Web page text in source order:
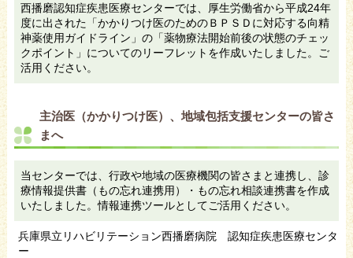
西播磨認知症疾患医療センターでは、厚生労働省から平成24年
度に出された「かかりつけ医のためのＢＰＳＤに対応する向精
神薬使用ガイドライン」の「薬物療法開始前後の状態のチェッ
クポイント」についてのリーフレットを作成いたしました。ご
活用ください。
主治医（かかりつけ医）、地域包括支援センターの皆さ
まへ
当センターでは、行政や地域の医療機関の皆さまと連携し、診
療情報提供書（もの忘れ連携用）・もの忘れ相談連携書を作成
いたしました。情報連携ツールとしてご活用ください。
兵庫県立リハビリテーション西播磨病院 認知症疾患医療センタ
ー